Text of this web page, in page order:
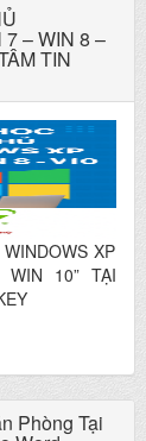
kết mang
– WIN 8 –
TIN
XP
10” TẠI
Phòng Tại